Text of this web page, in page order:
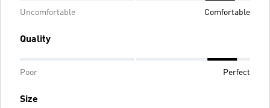
Uncomfortable Comfortable
Quality
Poor Perfect
Size